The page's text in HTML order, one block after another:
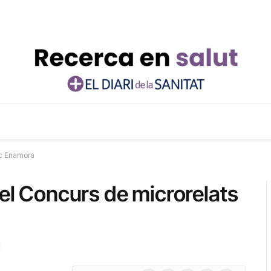
Enamora
Concurs de microrelats